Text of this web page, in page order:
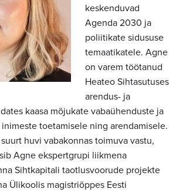
keskenduvad
Agenda 2030 ja
poliitikate sidususe
temaatikatele. Agne
on varem töötanud
Heateo Sihtasutuses
arendus- ja
kaasa mõjukate vabaühenduste ja
toetamisele ning arendamisele.
huvi vabakonnas toimuva vastu,
Agne ekspertgrupi liikmena
Sihtkapitali taotlusvoorude projekte
Ülikoolis magistriõppes Eesti